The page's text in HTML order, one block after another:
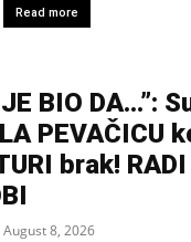
Read more
BIO DA…”:
PEVAČICU
brak! RADI
August 8, 2026